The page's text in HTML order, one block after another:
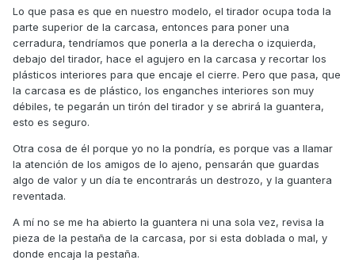
Lo que pasa es que en nuestro modelo, el tirador ocupa toda la
parte superior de la carcasa, entonces para poner una
cerradura, tendríamos que ponerla a la derecha o izquierda,
debajo del tirador, hace el agujero en la carcasa y recortar los
plásticos interiores para que encaje el cierre. Pero que pasa, que
la carcasa es de plástico, los enganches interiores son muy
débiles, te pegarán un tirón del tirador y se abrirá la guantera,
esto es seguro.
Otra cosa de él porque yo no la pondría, es porque vas a llamar
la atención de los amigos de lo ajeno, pensarán que guardas
algo de valor y un día te encontrarás un destrozo, y la guantera
reventada.
A mí no se me ha abierto la guantera ni una sola vez, revisa la
pieza de la pestaña de la carcasa, por si esta doblada o mal, y
donde encaja la pestaña.